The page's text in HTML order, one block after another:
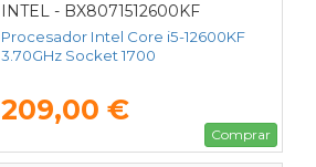
INTEL - BX8071512600KF
Procesador Intel Core i5-12600KF
3.70GHz Socket 1700
209,00 €
Comprar